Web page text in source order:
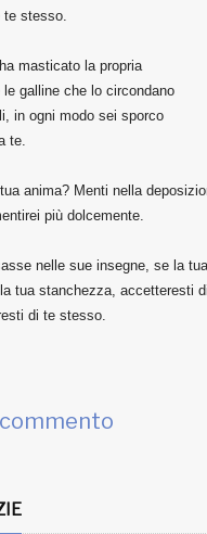
Milano (Italia)
stesso.
masticato la propria
galline che lo circondano
in ogni modo sei sporco
te.
anima? Menti nella
più dolcemente.
nelle sue insegne, se la
tua stanchezza, accetteresti di
di te stesso.